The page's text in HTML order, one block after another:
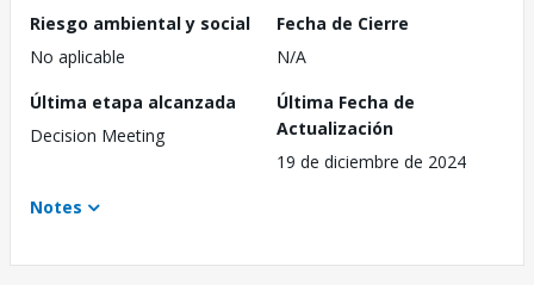
Riesgo ambiental y social
No aplicable
Fecha de Cierre
N/A
Última etapa alcanzada
Decision Meeting
Última Fecha de
Actualización
19 de diciembre de 2024
Notes